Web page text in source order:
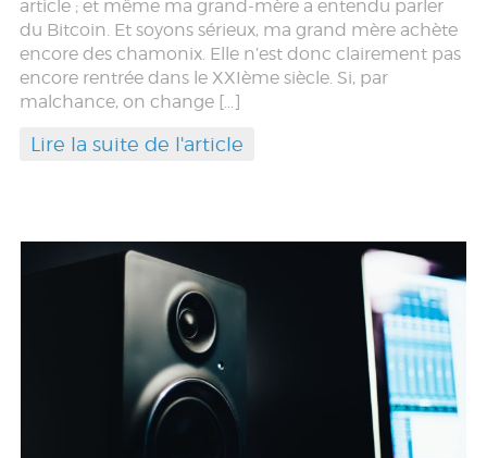
article ; et même ma grand-mère a entendu parler
du Bitcoin. Et soyons sérieux, ma grand mère achète
encore des chamonix. Elle n’est donc clairement pas
encore rentrée dans le XXIème siècle. Si, par
malchance, on change […]
Lire la suite de l'article